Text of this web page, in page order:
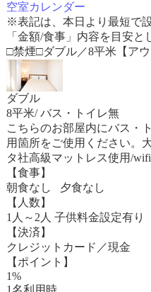
空室カレンダー
※表記は、本日より最短で
「金額/食事」内容を目安と
□禁煙□ダブル／8平米【ア
ダブル
8平米/ バス・トイレ無
こちらのお部屋内にバス・
用箇所をご使用ください。
タ社高級マットレス使用/
【食事】
朝食なし 夕食なし
【人数】
1人～2人 子供料金設定有り
【決済】
クレジットカード／現金
【ポイント】
1%
1名利用時